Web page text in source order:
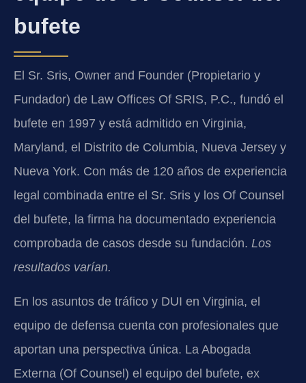
bufete
El Sr. Sris, Owner and Founder (Propietario y
Fundador) de Law Offices Of SRIS, P.C., fundó el
bufete en 1997 y está admitido en Virginia,
Maryland, el Distrito de Columbia, Nueva Jersey y
Nueva York. Con más de 120 años de experiencia
legal combinada entre el Sr. Sris y los Of Counsel
del bufete, la firma ha documentado experiencia
comprobada de casos desde su fundación. Los
resultados varían.
En los asuntos de tráfico y DUI en Virginia, el
equipo de defensa cuenta con profesionales que
aportan una perspectiva única. La Abogada
Externa (Of Counsel) el equipo del bufete, ex